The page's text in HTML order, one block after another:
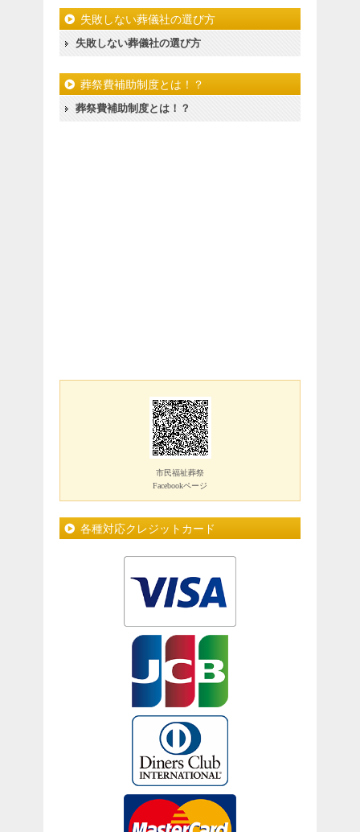
失敗しない葬儀社の選び方
失敗しない葬儀社の選び方
葬祭費補助制度とは！？
葬祭費補助制度とは！？
市民福祉葬祭
Facebookページ
各種対応クレジットカード